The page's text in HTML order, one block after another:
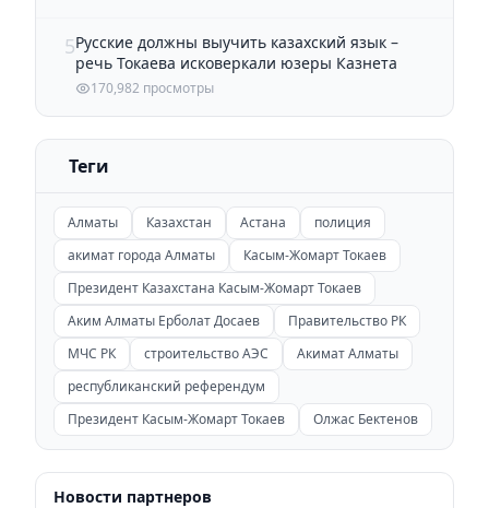
5Русские должны выучить казахский язык –
речь Токаева исковеркали юзеры Казнета
170,982 просмотры
Теги
Алматы Казахстан Астана
полиция
акимат города Алматы
Касым-Жомарт Токаев
Президент Казахстана Касым-Жомарт Токаев
Аким Алматы Ерболат Досаев
Правительство РК
МЧС РК
строительство АЭС
Акимат Алматы
республиканский референдум
Президент Касым-Жомарт Токаев
Олжас Бектенов
Новости партнеров